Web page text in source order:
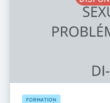
FORMATION